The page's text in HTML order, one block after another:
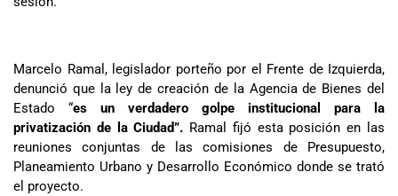
Marcelo Ramal, legislador porteño por el Frente de Izquierda,
denunció que la ley de creación de la Agencia de Bienes del
Estado “es un verdadero golpe institucional para la
privatización de la Ciudad”. Ramal fijó esta posición en las
reuniones conjuntas de las comisiones de Presupuesto,
Planeamiento Urbano y Desarrollo Económico donde se trató
el proyecto.